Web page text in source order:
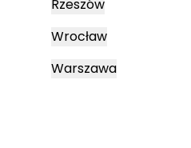
Rzeszów
Wrocław
Warszawa